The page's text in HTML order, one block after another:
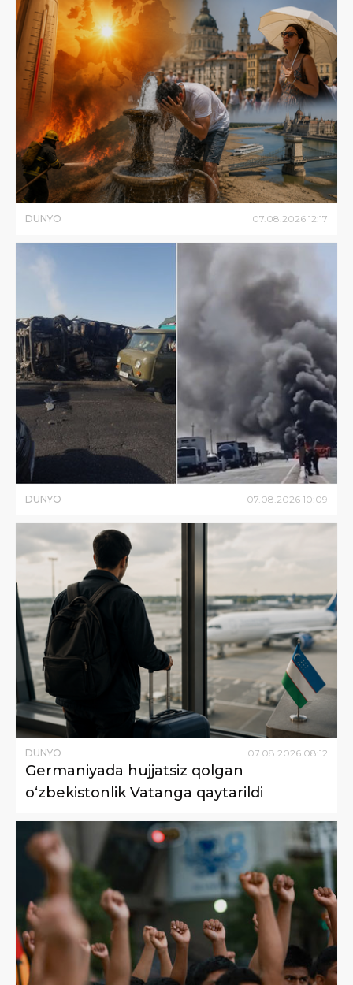
DUNYO 07.08.2026 12:17
DUNYO 07.08.2026 10:09
DUNYO 07.08.2026 08:12
Germaniyada hujjatsiz qolgan
o‘zbekistonlik Vatanga qaytarildi